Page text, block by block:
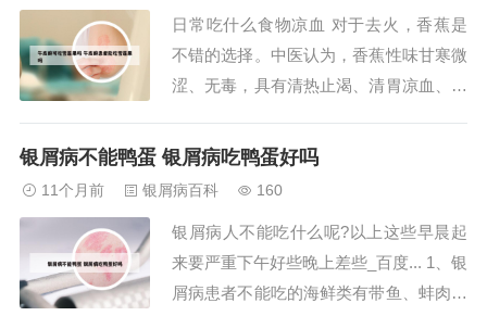
可能不常见。蟹肉通常与海鲜或家禽肉类
搭配食用，...
日常吃什么食物凉血 对于去火，香蕉是
不错的选择。中医认为，香蕉性味甘寒微
涩、无毒，具有清热止渴、清胃凉血、润
肠燥或血热气滞的人食用。西瓜也是去火
抓”。但脾胃虚寒、寒积冷痛、便溏尿清
的人不宜食用。...
银屑病不能鸭蛋 银屑病吃鸭蛋好吗
11个月前 银屑病百科 160
银屑病人不能吃什么呢?以上这些早晨起
来要严重下午好些晚上差些_百度... 1、银
屑病患者不能吃的海鲜类有带鱼、蚌肉、